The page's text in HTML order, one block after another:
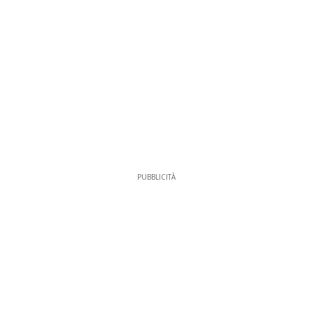
PUBBLICITÀ